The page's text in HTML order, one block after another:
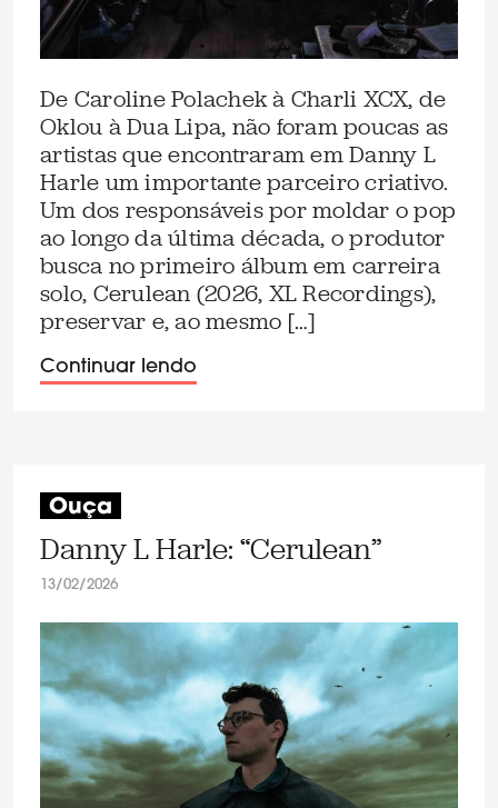
De Caroline Polachek à Charli XCX, de
Oklou à Dua Lipa, não foram poucas as
artistas que encontraram em Danny L
Harle um importante parceiro criativo.
Um dos responsáveis por moldar o pop
ao longo da última década, o produtor
busca no primeiro álbum em carreira
solo, Cerulean (2026, XL Recordings),
preservar e, ao mesmo […]
Continuar lendo
Ouça
Danny L Harle: “Cerulean”
13/02/2026